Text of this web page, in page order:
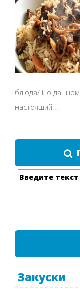
блюда/ По
настоящий...
Закуски